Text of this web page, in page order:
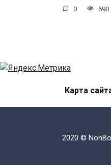
0 690
Карта
2020 ©